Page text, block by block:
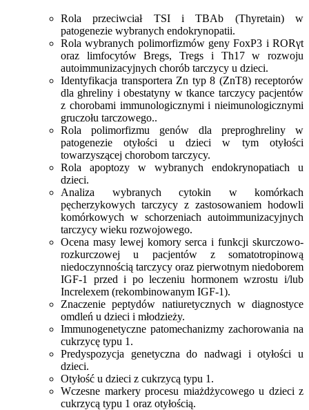
Rola przeciwciał TSI i TBAb (Thyretain) w
patogenezie wybranych endokrynopatii.
Rola wybranych polimorfizmów geny FoxP3 i RORγt
oraz limfocytów Bregs, Tregs i Th17 w rozwoju
autoimmunizacyjnych chorób tarczycy u dzieci.
Identyfikacja transportera Zn typ 8 (ZnT8) receptorów
dla ghreliny i obestatyny w tkance tarczycy pacjentów
z chorobami immunologicznymi i nieimunologicznymi
gruczołu tarczowego..
Rola polimorfizmu genów dla preproghreliny w
patogenezie otyłości u dzieci w tym otyłości
towarzyszącej chorobom tarczycy.
Rola apoptozy w wybranych endokrynopatiach u
dzieci.
Analiza wybranych cytokin w komórkach
pęcherzykowych tarczycy z zastosowaniem hodowli
komórkowych w schorzeniach autoimmunizacyjnych
tarczycy wieku rozwojowego.
Ocena masy lewej komory serca i funkcji skurczowo-
rozkurczowej u pacjentów z somatotropinową
niedoczynnością tarczycy oraz pierwotnym niedoborem
IGF-1 przed i po leczeniu hormonem wzrostu i/lub
Increlexem (rekombinowanym IGF-1).
Znaczenie peptydów natiuretycznych w diagnostyce
omdleń u dzieci i młodzieży.
Immunogenetyczne patomechanizmy zachorowania na
cukrzycę typu 1.
Predyspozycja genetyczna do nadwagi i otyłości u
dzieci.
Otyłość u dzieci z cukrzycą typu 1.
Wczesne markery procesu miażdżycowego u dzieci z
cukrzycą typu 1 oraz otyłością.